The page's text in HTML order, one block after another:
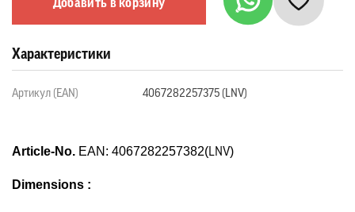
Добавить в корзину
Характеристики
Артикул (EAN) 4067282257375 (LNV)
Article-No. EAN: 4067282257382(LNV)
Dimensions :